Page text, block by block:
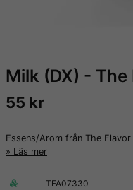
Milk (DX) -
55 kr
Essens/Arom från The
Läs mer
TFA07330